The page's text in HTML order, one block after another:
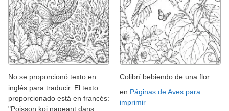
No se proporcionó texto en
inglés para traducir. El texto
proporcionado está en francés:
"Poisson koi nageant dans
Colibrí bebiendo de una flor
en Páginas de Aves para
imprimir